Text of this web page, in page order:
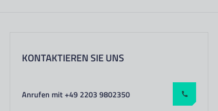
KONTAKTIEREN SIE UNS
Anrufen mit +49 2203 9802350